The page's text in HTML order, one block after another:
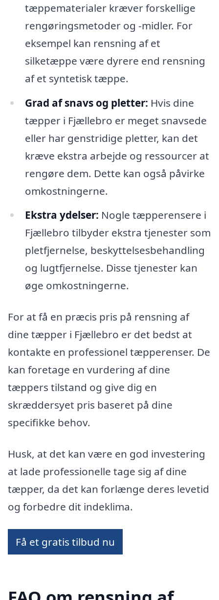
tæppematerialer kræver forskellige
rengøringsmetoder og -midler. For
eksempel kan rensning af et
silketæppe være dyrere end rensning
af et syntetisk tæppe.
Grad af snavs og pletter: Hvis dine
tæpper i Fjællebro er meget snavsede
eller har genstridige pletter, kan det
kræve ekstra arbejde og ressourcer at
rengøre dem. Dette kan også påvirke
omkostningerne.
Ekstra ydelser: Nogle tæpperensere i
Fjællebro tilbyder ekstra tjenester som
pletfjernelse, beskyttelsesbehandling
og lugtfjernelse. Disse tjenester kan
øge omkostningerne.
For at få en præcis pris på rensning af
dine tæpper i Fjællebro er det bedst at
kontakte en professionel tæpperenser. De
kan foretage en vurdering af dine
tæppers tilstand og give dig en
skræddersyet pris baseret på dine
specifikke behov.
Husk, at det kan være en god investering
at lade professionelle tage sig af dine
tæpper, da det kan forlænge deres levetid
og forbedre dit indeklima.
Få et gratis tilbud nu